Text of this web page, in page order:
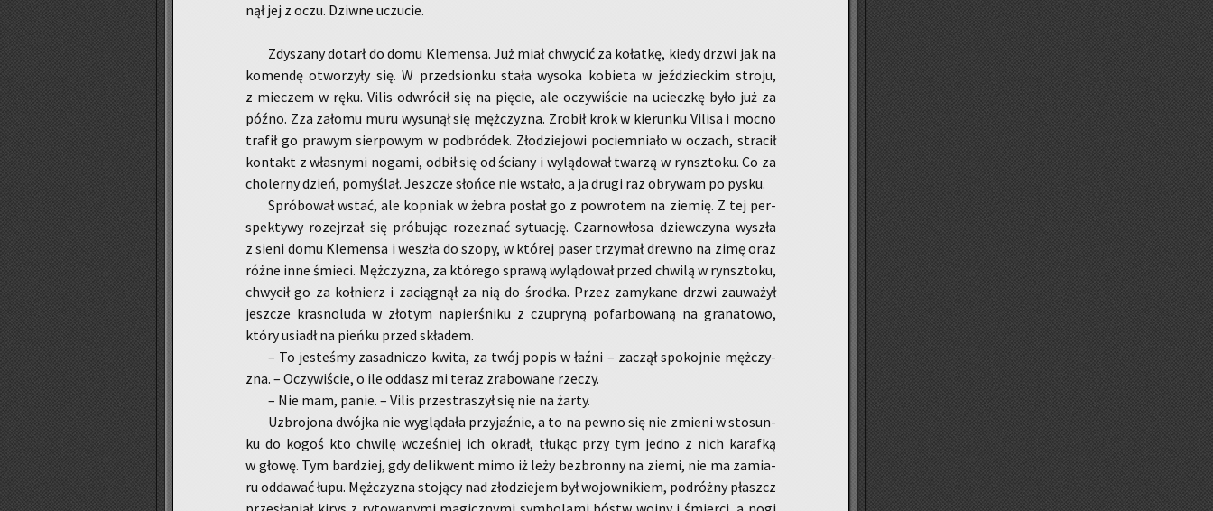
nął jej z oczu. Dziw­ne uczu­cie.
Zdy­sza­ny do­tarł do domu Kle­men­sa. Już miał chwy­cić za ko­łat­kę, kiedy drzwi jak na
ko­men­dę otwo­rzy­ły się. W przed­sion­ku stała wy­so­ka ko­bie­ta w jeź­dziec­kim stro­ju,
z mie­czem w ręku. Vilis od­wró­cił się na pię­cie, ale oczy­wi­ście na uciecz­kę było już za
późno. Zza za­ło­mu muru wy­su­nął się męż­czy­zna. Zro­bił krok w kie­run­ku Vi­li­sa i mocno
tra­fił go pra­wym sier­po­wym w pod­bró­dek. Zło­dzie­jo­wi po­ciem­nia­ło w oczach, stra­cił
kon­takt z wła­sny­mi no­ga­mi, odbił się od ścia­ny i wy­lą­do­wał twa­rzą w rynsz­to­ku. Co za
cho­ler­ny dzień, po­my­ślał. Jesz­cze słoń­ce nie wsta­ło, a ja drugi raz ob­ry­wam po pysku.
Spró­bo­wał wstać, ale kop­niak w żebra po­słał go z po­wro­tem na zie­mię. Z tej per­
spek­ty­wy ro­zej­rzał się pró­bu­jąc ro­ze­znać sy­tu­ację. Czar­no­wło­sa dziew­czy­na wy­szła
z sieni domu Kle­men­sa i we­szła do szopy, w któ­rej paser trzy­mał drew­no na zimę oraz
różne inne śmie­ci. Męż­czy­zna, za któ­re­go spra­wą wy­lą­do­wał przed chwi­lą w rynsz­to­ku,
chwy­cił go za koł­nierz i za­cią­gnął za nią do środ­ka. Przez za­my­ka­ne drzwi za­uwa­żył
jesz­cze kra­sno­lu­da w zło­tym na­pier­śni­ku z czu­pry­ną po­far­bo­wa­ną na gra­na­to­wo,
który usiadł na pień­ku przed skła­dem.
– To je­ste­śmy za­sad­ni­czo kwita, za twój popis w łaźni – za­czął spo­koj­nie męż­czy­
zna. – Oczy­wi­ście, o ile od­dasz mi teraz zra­bo­wa­ne rze­czy.
– Nie mam, panie. – Vilis prze­stra­szył się nie na żarty.
Uzbro­jo­na dwój­ka nie wy­glą­da­ła przy­jaź­nie, a to na pewno się nie zmie­ni w sto­sun­
ku do kogoś kto chwi­lę wcze­śniej ich okradł, tłu­kąc przy tym jedno z nich ka­raf­ką
w głowę. Tym bar­dziej, gdy de­li­kwent mimo iż leży bez­bron­ny na ziemi, nie ma za­mia­
ru od­da­wać łupu. Męż­czy­zna sto­ją­cy nad zło­dzie­jem był wo­jow­ni­kiem, po­dróż­ny płaszcz